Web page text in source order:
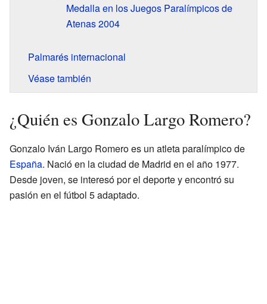
Medalla en los Juegos Paralímpicos de
Atenas 2004
Palmarés internacional
Véase también
¿Quién es Gonzalo Largo Romero?
Gonzalo Iván Largo Romero es un atleta paralímpico de
España. Nació en la ciudad de Madrid en el año 1977.
Desde joven, se interesó por el deporte y encontró su
pasión en el fútbol 5 adaptado.